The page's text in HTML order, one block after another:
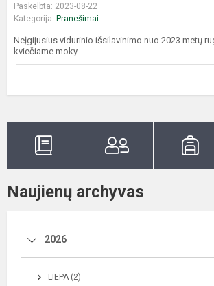
Paskelbta: 2023-08-22
Kategorija: Pranešimai
Neįgijusius vidurinio išsilavinimo nuo 2023 metų
kviečiame moky...
Naujienų archyvas
2026
LIEPA (2)